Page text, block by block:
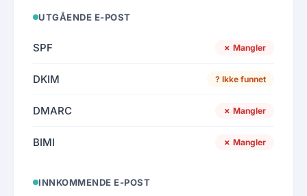
UTGÅENDE E-POST
SPF ✗ Mangler
DKIM ? Ikke funnet
DMARC ✗ Mangler
BIMI ✗ Mangler
INNKOMMENDE E-POST